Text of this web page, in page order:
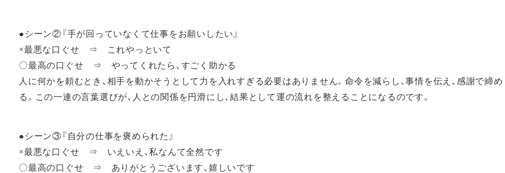
●シーン②『手が回っていなくて仕事をお願いしたい』
×最悪な口ぐせ ⇒ これやっといて
〇最高の口ぐせ ⇒ やってくれたら、すごく助かる
人に何かを頼むとき、相手を動かそうとして力を入れすぎる必要はありません。命令を減らし、事情を伝え、感謝で締め
る。この一連の言葉選びが、人との関係を円滑にし、結果として運の流れを整えることになるのです。
●シーン③『自分の仕事を褒められた』
×最悪な口ぐせ ⇒ いえいえ、私なんて全然です
〇最高の口ぐせ ⇒ ありがとうございます、嬉しいです